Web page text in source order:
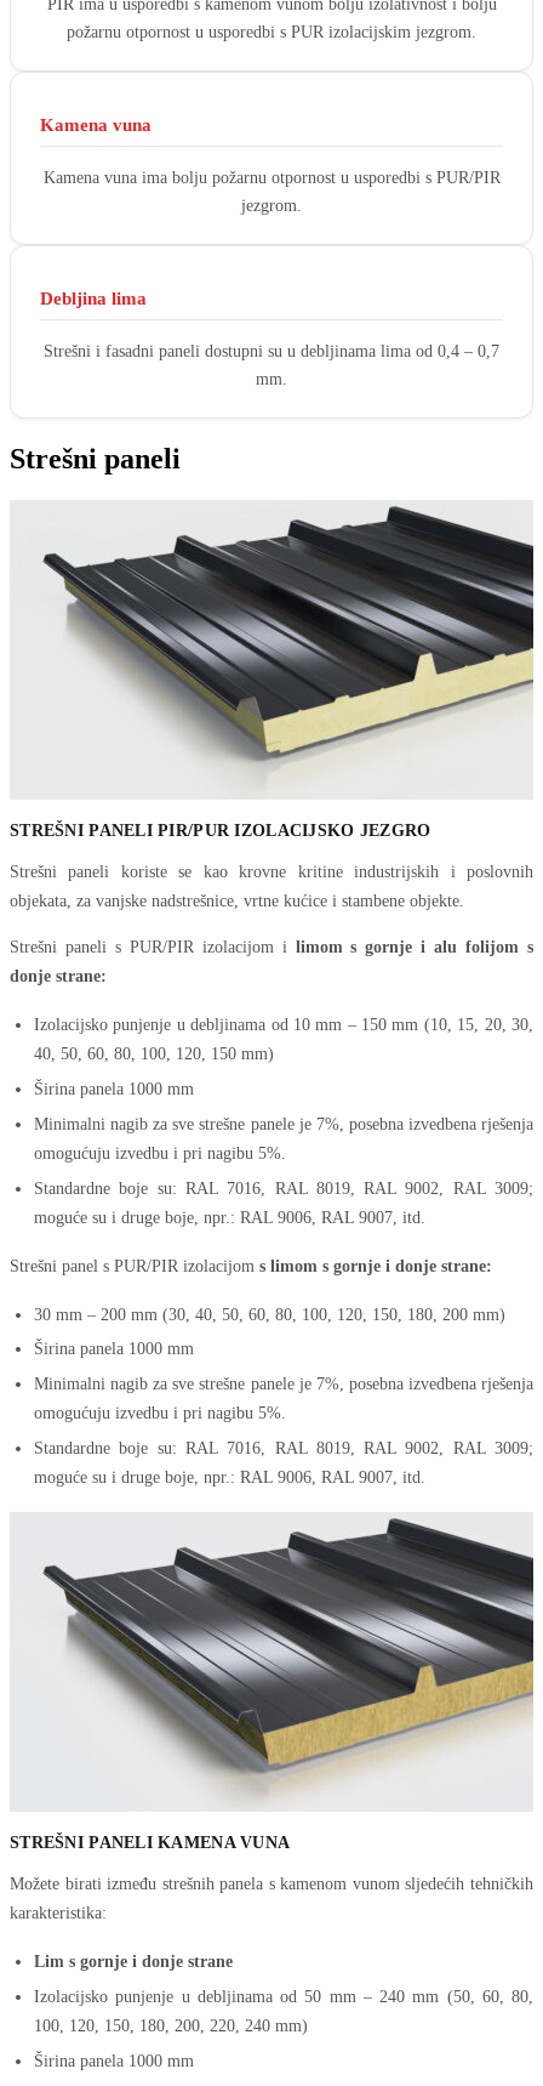
PIR ima u usporedbi s kamenom vunom bolju izolativnost i bolju
požarnu otpornost u usporedbi s PUR izolacijskim jezgrom.
Kamena vuna
Kamena vuna ima bolju požarnu otpornost u usporedbi s PUR/PIR
jezgrom.
Debljina lima
Strešni i fasadni paneli dostupni su u debljinama lima od 0,4 – 0,7
mm.
Strešni paneli
STREŠNI PANELI PIR/PUR IZOLACIJSKO JEZGRO
Strešni paneli koriste se kao krovne kritine industrijskih i poslovnih
objekata, za vanjske nadstrešnice, vrtne kućice i stambene objekte.
Strešni paneli s PUR/PIR izolacijom i limom s gornje i alu folijom s
donje strane:
Izolacijsko punjenje u debljinama od 10 mm – 150 mm (10, 15, 20, 30,
40, 50, 60, 80, 100, 120, 150 mm)
Širina panela 1000 mm
Minimalni nagib za sve strešne panele je 7%, posebna izvedbena rješenja
omogućuju izvedbu i pri nagibu 5%.
Standardne boje su: RAL 7016, RAL 8019, RAL 9002, RAL 3009;
moguće su i druge boje, npr.: RAL 9006, RAL 9007, itd.
Strešni panel s PUR/PIR izolacijom s limom s gornje i donje strane:
30 mm – 200 mm (30, 40, 50, 60, 80, 100, 120, 150, 180, 200 mm)
Širina panela 1000 mm
Minimalni nagib za sve strešne panele je 7%, posebna izvedbena rješenja
omogućuju izvedbu i pri nagibu 5%.
Standardne boje su: RAL 7016, RAL 8019, RAL 9002, RAL 3009;
moguće su i druge boje, npr.: RAL 9006, RAL 9007, itd.
STREŠNI PANELI KAMENA VUNA
Možete birati između strešnih panela s kamenom vunom sljedećih tehničkih
karakteristika:
Lim s gornje i donje strane
Izolacijsko punjenje u debljinama od 50 mm – 240 mm (50, 60, 80,
100, 120, 150, 180, 200, 220, 240 mm)
Širina panela 1000 mm